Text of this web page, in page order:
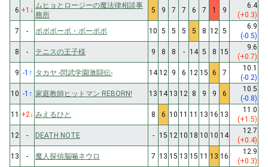
6 +1 ↓
ムヒョとロージーの魔法律相談事
務所
5 9 7 7 6 7 1 9
6.4
(+0.3)
7
- ボボボーボ・ボーボボ 10 5 5 5 5 8 12 5
6.9
(-0.5)
8
- テニスの王子様 9 8 8 - 14 5 8 15
9.6
(+0.7)
9 -1 ↑ タカヤ -閃武学園激闘伝- 14 12 9 6 12 15 6 7
10.1
(-0.2)
10 -1 ↑ 家庭教師ヒットマン REBORN! 13 14 13 12 8 9 9 6
10.5
(-0.8)
11 +2↓ みえるひと 8 6 10 11 11 13 16 13
11.0
(+1.5)
12
- DEATH NOTE - 15 12 10 18 10 10 14
12.7
(+0.4)
13
- 魔人探偵脳噛ネウロ 7 13 15 13 15 11 13 16
12.9
(+0.3)